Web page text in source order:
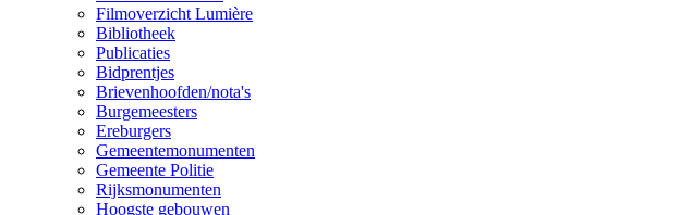
Filmoverzicht Lumière
Bibliotheek
Publicaties
Bidprentjes
Brievenhoofden/nota's
Burgemeesters
Ereburgers
Gemeentemonumenten
Gemeente Politie
Rijksmonumenten
Hoogste gebouwen